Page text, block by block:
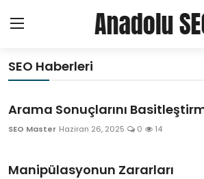
About Creating a Profile
Anadolu SEO
SEO Haberleri
Arama Sonuçlarını
SEO Master Haziran 26, 2025 0 14
Manipülasyonun Zararları